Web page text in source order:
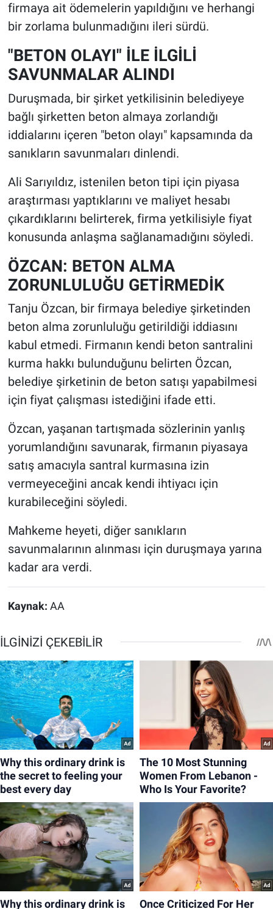
firmaya ait ödemelerin yapıldığını ve herhangi
bir zorlama bulunmadığını ileri sürdü.
"BETON OLAYI" İLE İLGİLİ
SAVUNMALAR ALINDI
Duruşmada, bir şirket yetkilisinin belediyeye
bağlı şirketten beton almaya zorlandığı
iddialarını içeren "beton olayı" kapsamında da
sanıkların savunmaları dinlendi.
Ali Sarıyıldız, istenilen beton tipi için piyasa
araştırması yaptıklarını ve maliyet hesabı
çıkardıklarını belirterek, firma yetkilisiyle fiyat
konusunda anlaşma sağlanamadığını söyledi.
ÖZCAN: BETON ALMA
ZORUNLULUĞU GETİRMEDİK
Tanju Özcan, bir firmaya belediye şirketinden
beton alma zorunluluğu getirildiği iddiasını
kabul etmedi. Firmanın kendi beton santralini
kurma hakkı bulunduğunu belirten Özcan,
belediye şirketinin de beton satışı yapabilmesi
için fiyat çalışması istediğini ifade etti.
Özcan, yaşanan tartışmada sözlerinin yanlış
yorumlandığını savunarak, firmanın piyasaya
satış amacıyla santral kurmasına izin
vermeyeceğini ancak kendi ihtiyacı için
kurabileceğini söyledi.
Mahkeme heyeti, diğer sanıkların
savunmalarının alınması için duruşmaya yarına
kadar ara verdi.
Kaynak: AA